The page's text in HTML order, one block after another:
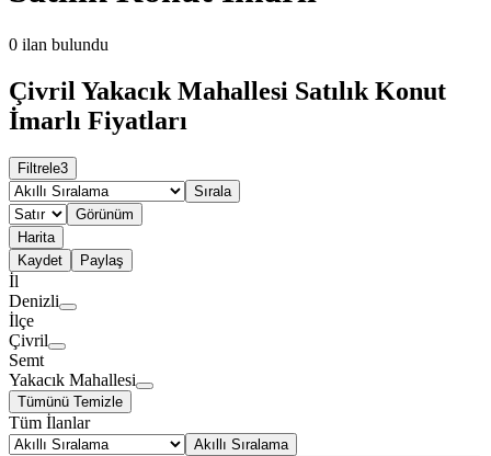
0 ilan bulundu
Çivril Yakacık Mahallesi Satılık Konut
İmarlı Fiyatları
Filtrele3
Sırala
Görünüm
Harita
Kaydet
Paylaş
İl
Denizli
İlçe
Çivril
Semt
Yakacık Mahallesi
Tümünü Temizle
Tüm İlanlar
Akıllı Sıralama